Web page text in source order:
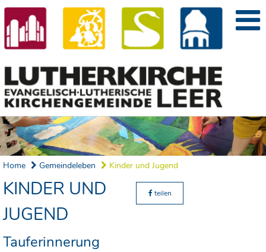
Home Gemeindeleben Kinder und Jugend
KINDER UND
JUGEND
teilen
Tauferinnerung